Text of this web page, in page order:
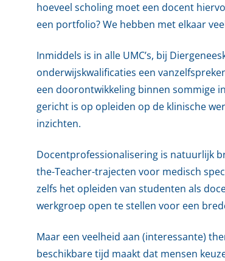
hoeveel scholing moet een docent
een portfolio? We hebben met elkaar
Inmiddels is in alle UMC’s, bij
onderwijskwalificaties een
een doorontwikkeling binnen sommige
gericht is op opleiden op de klinische
inzichten.
Docentprofessionalisering is natuurlijk
the-Teacher-trajecten voor medisch
zelfs het opleiden van studenten als
werkgroep open te stellen voor een
Maar een veelheid aan (interessante)
beschikbare tijd maakt dat mensen